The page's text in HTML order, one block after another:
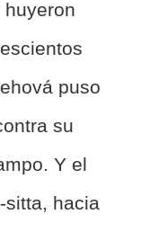
puso
su
Y el
sitta, hacia